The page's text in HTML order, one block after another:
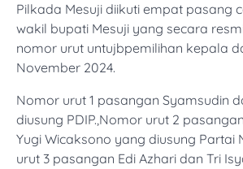
Pilkada Mesuji diikuti empat pasang
wakil bupati Mesuji yang secara
nomor urut untujbpemilihan kepala
November 2024.
Nomor urut 1 pasangan Syamsudin
diusung PDIP.,Nomor urut 2
Yugi Wicaksono yang diusung Partai
urut 3 pasangan Edi Azhari dan Tri